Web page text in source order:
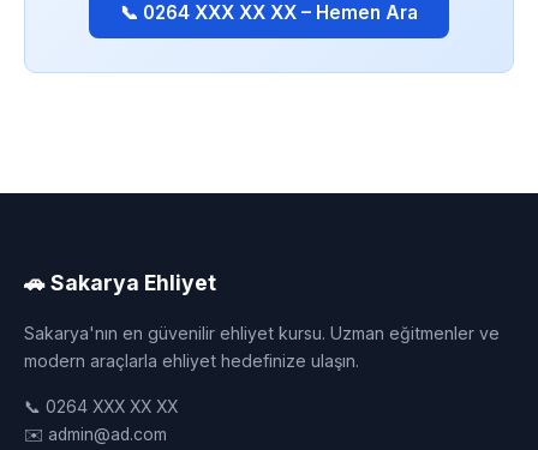
📞 0264 XXX XX XX – Hemen Ara
🚗 Sakarya Ehliyet
Sakarya'nın en güvenilir ehliyet kursu. Uzman eğitmenler ve
modern araçlarla ehliyet hedefinize ulaşın.
📞 0264 XXX XX XX
✉️ admin@ad.com